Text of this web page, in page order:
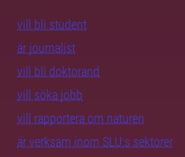
vill bli student
är journalist
vill bli doktorand
vill söka jobb
vill rapportera om naturen
är verksam inom SLU:s sektorer